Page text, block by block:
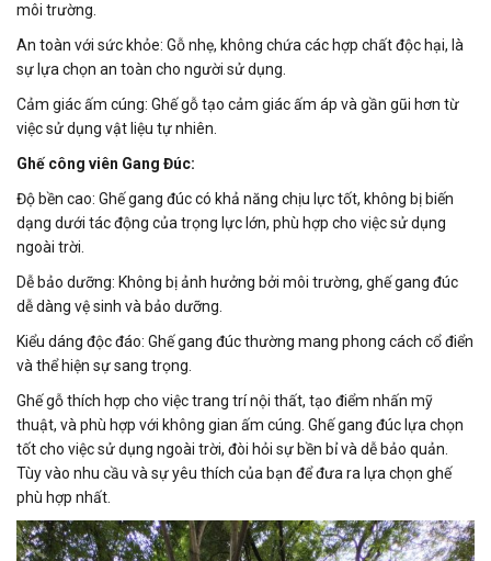
môi trường.
An toàn với sức khỏe: Gỗ nhẹ, không chứa các hợp chất độc hại, là
sự lựa chọn an toàn cho người sử dụng.
Cảm giác ấm cúng: Ghế gỗ tạo cảm giác ấm áp và gần gũi hơn từ
việc sử dụng vật liệu tự nhiên.
Ghế công viên Gang Đúc:
Độ bền cao: Ghế gang đúc có khả năng chịu lực tốt, không bị biến
dạng dưới tác động của trọng lực lớn, phù hợp cho việc sử dụng
ngoài trời.
Dễ bảo dưỡng: Không bị ảnh hưởng bởi môi trường, ghế gang đúc
dễ dàng vệ sinh và bảo dưỡng.
Kiểu dáng độc đáo: Ghế gang đúc thường mang phong cách cổ điển
và thể hiện sự sang trọng.
Ghế gỗ thích hợp cho việc trang trí nội thất, tạo điểm nhấn mỹ
thuật, và phù hợp với không gian ấm cúng. Ghế gang đúc lựa chọn
tốt cho việc sử dụng ngoài trời, đòi hỏi sự bền bỉ và dễ bảo quản.
Tùy vào nhu cầu và sự yêu thích của bạn để đưa ra lựa chọn ghế
phù hợp nhất.